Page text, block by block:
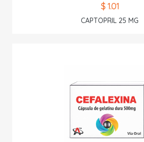
$ 1.01
CAPTOPRIL 25 MG